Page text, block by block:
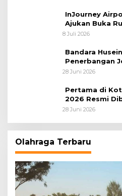
InJourney
Ajukan Buka
Internasional
8 Juli 2026
Bandara
Penerbangan
Tahap
28 Juni 2026
Pertama di
2026 Resmi
28 Juni 2026
Olahraga Terbaru